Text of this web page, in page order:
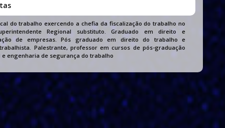
do trabalho exercendo a chefia da fiscalização do trabalho no
Regional substituto. Graduado em direito e
de empresas. Pós graduado em direito do trabalho e
Palestrante, professor em cursos de pós-graduação
e engenharia de segurança do trabalho